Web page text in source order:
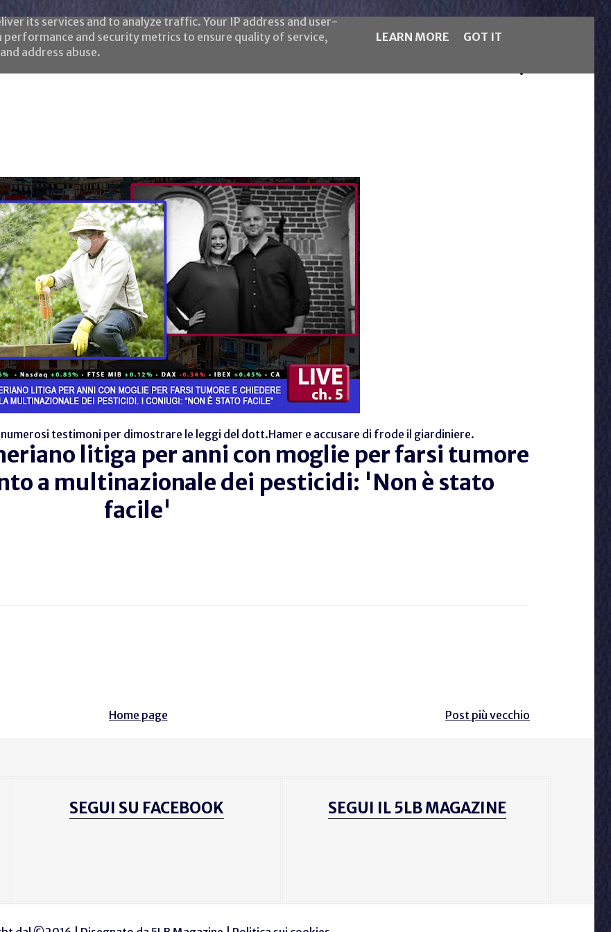
testimoni per dimostrare le leggi del dott.Hamer e accusare di frode il giardiniere.
litiga per anni con moglie per farsi tumore
a multinazionale dei pesticidi: 'Non è stato
facile'
Home page Post più vecchio
SEGUI SU FACEBOOK SEGUI IL 5LB MAGAZINE
its services and to analyze traffic. Your IP address and user-
and security metrics to ensure quality of service,
address abuse.
LEARN MORE GOT IT